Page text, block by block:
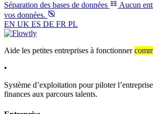
Séparation des bases de données
Aucun
vos données.
EN UK ES DE FR PL
Aide les petites entreprises à fonctionner
•
Système d’exploitation pour piloter
finances aux parcours talents.